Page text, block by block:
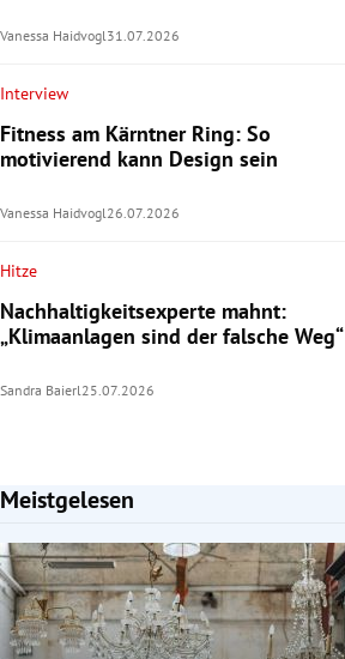
Vanessa Haidvogl 31.07.2026
Interview
Fitness am Kärntner Ring: So
motivierend kann Design sein
Vanessa Haidvogl 26.07.2026
Hitze
Nachhaltigkeitsexperte mahnt:
„Klimaanlagen sind der falsche Weg“
Sandra Baierl 25.07.2026
Meistgelesen
Slide 1 von 7